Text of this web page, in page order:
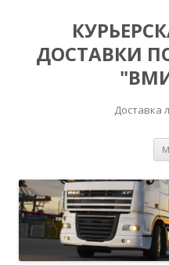
ДОСТАВКИ
Доставка